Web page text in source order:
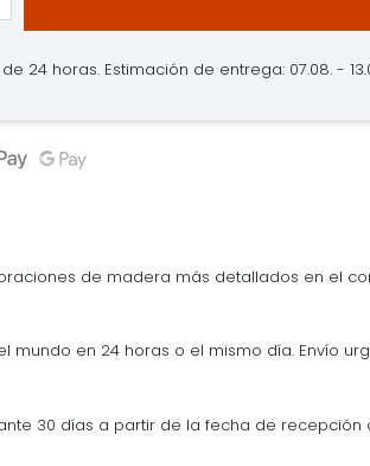
24 horas. Estimación de entrega: 07.08. -
de madera más detallados en el
mundo en 24 horas o el mismo día. Envío
30 días a partir de la fecha de